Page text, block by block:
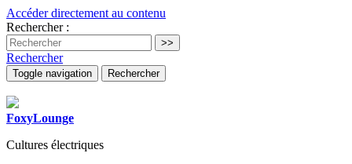
Accéder directement au contenu
Rechercher :
Rechercher
Toggle navigation Rechercher
FoxyLounge
Cultures électriques